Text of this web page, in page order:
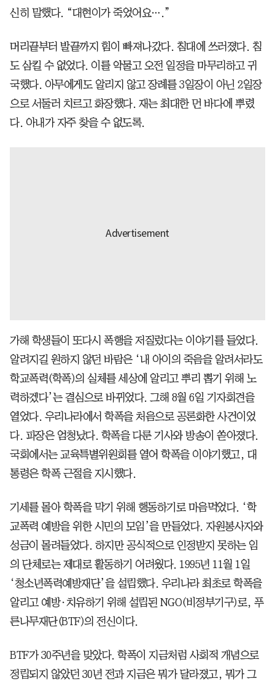
신히 말했다. “대현이가 죽었어요….”
머리끝부터 발끝까지 힘이 빠져나갔다. 침대에 쓰러졌다. 침
도 삼킬 수 없었다. 이를 악물고 오전 일정을 마무리하고 귀
국했다. 아무에게도 알리지 않고 장례를 3일장이 아닌 2일장
으로 서둘러 치르고 화장했다. 재는 최대한 먼 바다에 뿌렸
다. 아내가 자주 찾을 수 없도록.
가해 학생들이 또다시 폭행을 저질렀다는 이야기를 들었다.
알려지길 원하지 않던 바람은 ‘내 아이의 죽음을 알려서라도
학교폭력(학폭)의 실체를 세상에 알리고 뿌리 뽑기 위해 노
력하겠다’는 결심으로 바뀌었다. 그해 8월 6일 기자회견을
열었다. 우리나라에서 학폭을 처음으로 공론화한 사건이었
다. 파장은 엄청났다. 학폭을 다룬 기사와 방송이 쏟아졌다.
국회에서는 교육특별위원회를 열어 학폭을 이야기했고, 대
통령은 학폭 근절을 지시했다.
기세를 몰아 학폭을 막기 위해 행동하기로 마음먹었다. ‘학
교폭력 예방을 위한 시민의 모임’을 만들었다. 자원봉사자와
성금이 몰려들었다. 하지만 공식적으로 인정받지 못하는 임
의 단체로는 제대로 활동하기 어려웠다. 1995년 11월 1일
‘청소년폭력예방재단’을 설립했다. 우리나라 최초로 학폭을
알리고 예방·치유하기 위해 설립된 NGO(비정부기구)로, 푸
른나무재단(BTF)의 전신이다.
BTF가 30주년을 맞았다. 학폭이 지금처럼 사회적 개념으로
정립되지 않았던 30년 전과 지금은 뭐가 달라졌고, 뭐가 그